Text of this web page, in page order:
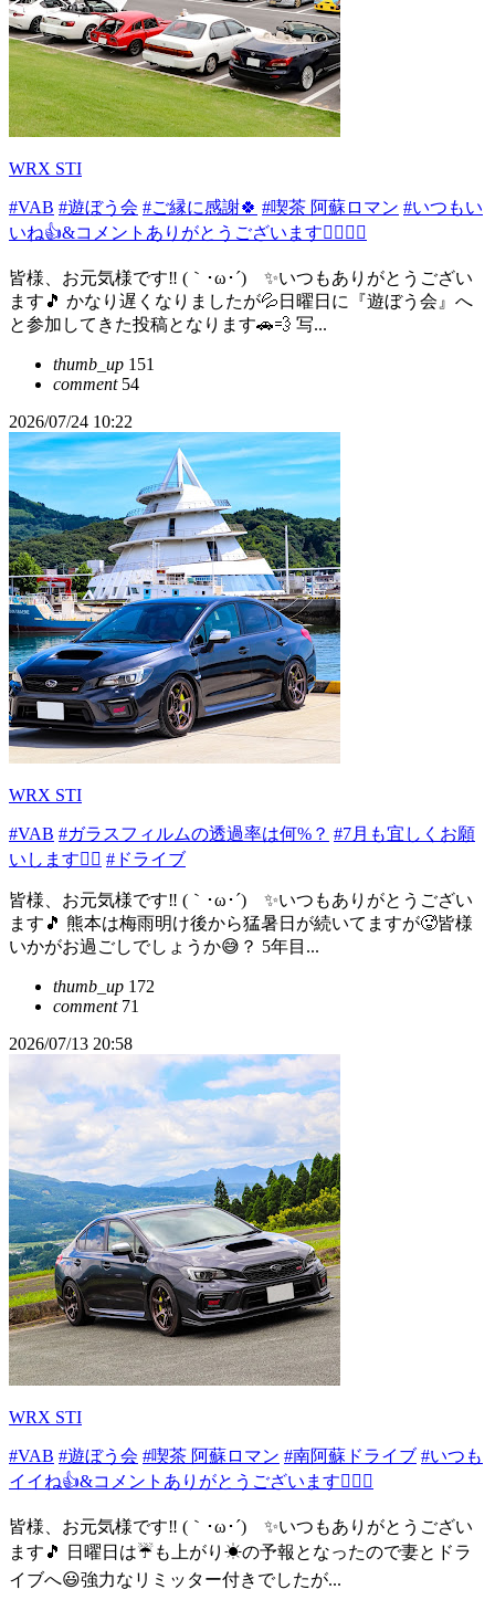
WRX STI
#VAB #遊ぼう会 #ご縁に感謝🍀 #喫茶 阿蘇ロマン #いつもい
いね👍&コメントありがとうございます🙇🏻‍♂️✨
皆様、お元気様です‼️ (｀･ω･´)ゞ✨いつもありがとうござい
ます🎵 かなり遅くなりましたが💦日曜日に『遊ぼう会』へ
と参加してきた投稿となります🚗💨 写...
thumb_up 151
comment54
2026/07/24 10:22
WRX STI
#VAB #ガラスフィルムの透過率は何%？ #7月も宜しくお願
いします🙇‍♂️ #ドライブ
皆様、お元気様です‼️ (｀･ω･´)ゞ✨いつもありがとうござい
ます🎵 熊本は梅雨明け後から猛暑日が続いてますが🥵皆様
いかがお過ごしでしょうか😅？ 5年目...
thumb_up 172
comment71
2026/07/13 20:58
WRX STI
#VAB #遊ぼう会 #喫茶 阿蘇ロマン #南阿蘇ドライブ #いつも
イイね👍&コメントありがとうございます🙇‍♂✨
皆様、お元気様です‼️ (｀･ω･´)ゞ✨いつもありがとうござい
ます🎵 日曜日は☔も上がり☀の予報となったので妻とドラ
イブへ😃強力なリミッター付きでしたが...